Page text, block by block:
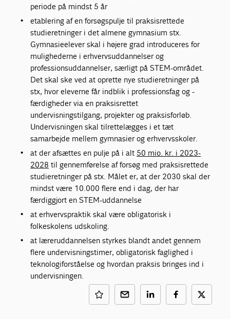
periode på mindst 5 år
etablering af en forsøgspulje til praksisrettede
studieretninger i det almene gymnasium stx.
Gymnasieelever skal i højere grad introduceres for
mulighederne i erhvervsuddannelser og
professionsuddannelser, særligt på STEM-området.
Det skal ske ved at oprette nye studieretninger på
stx, hvor eleverne får indblik i professionsfag og -
færdigheder via en praksisrettet
undervisningstilgang, projekter og praksisforløb.
Undervisningen skal tilrettelægges i et tæt
samarbejde mellem gymnasier og erhvervsskoler.
at der afsættes en pulje på i alt 50 mio. kr. i 2023-
2028 til gennemførelse af forsøg med praksisrettede
studieretninger på stx. Målet er, at der 2030 skal der
mindst være 10.000 flere end i dag, der har
færdiggjort en STEM-uddannelse
at erhvervspraktik skal være obligatorisk i
folkeskolens udskoling.
at læreruddannelsen styrkes blandt andet gennem
flere undervisningstimer, obligatorisk faglighed i
teknologiforståelse og hvordan praksis bringes ind i
undervisningen.